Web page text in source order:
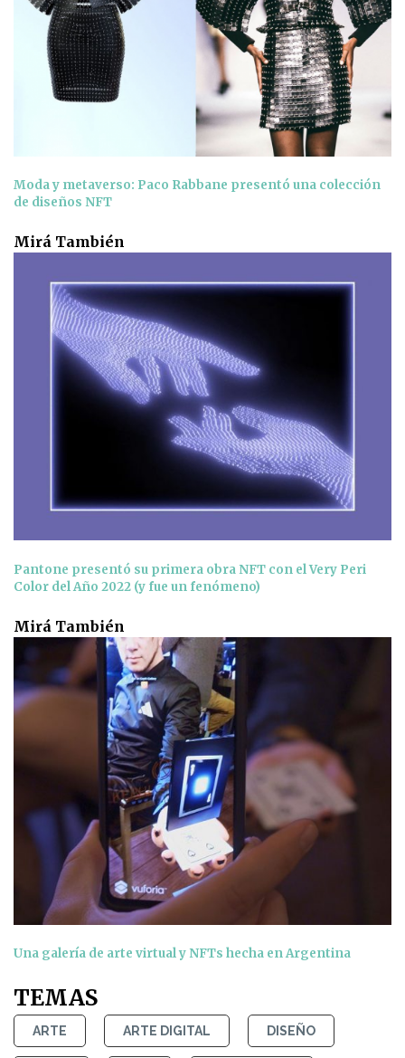
Moda y metaverso: Paco Rabbane presentó una colección
de diseños NFT
Mirá También
Pantone presentó su primera obra NFT con el Very Peri
Color del Año 2022 (y fue un fenómeno)
Mirá También
Una galería de arte virtual y NFTs hecha en Argentina
TEMAS
ARTE ARTE DIGITAL DISEÑO